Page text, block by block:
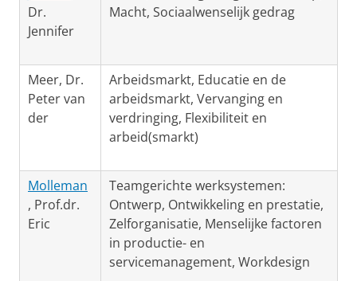
Dr.
Jennifer
Macht, Sociaalwenselijk gedrag
Meer, Dr.
Peter van
der
Arbeidsmarkt, Educatie en de
arbeidsmarkt, Vervanging en
verdringing, Flexibiliteit en
arbeid(smarkt)
Molleman
, Prof.dr.
Eric
Teamgerichte werksystemen:
Ontwerp, Ontwikkeling en prestatie,
Zelforganisatie, Menselijke factoren
in productie- en
servicemanagement, Workdesign